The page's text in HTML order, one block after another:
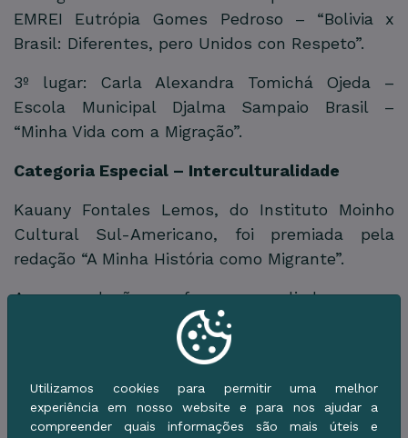
EMREI Eutrópia Gomes Pedroso – “Bolivia x
Brasil: Diferentes, pero Unidos con Respeto”.
3º lugar: Carla Alexandra Tomichá Ojeda –
Escola Municipal Djalma Sampaio Brasil –
“Minha Vida com a Migração”.
Categoria Especial – Interculturalidade
Kauany Fontales Lemos, do Instituto Moinho
Cultural Sul-Americano, foi premiada pela
redação “A Minha História como Migrante”.
As produções foram avaliadas por
pesquisadores do MIGRAFRON/UFMS, que
consideraram critérios como criatividade,
artística e produção textual.
Utilizamos cookies para permitir uma melhor
experiência em nosso website e para nos ajudar a
compreender quais informações são mais úteis e